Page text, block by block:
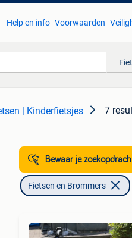
Help en info Voorwaarden
| Kinderfietsjes 7
Bewaar je
Fietsen en Brommers